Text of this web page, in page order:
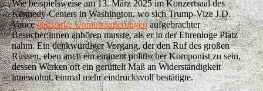
Wie beispielsweise am 13. März 2025 im Konzertsaal des
Kennedy-Centers in Washington, wo sich Trump-Vize J.D.
Vance lautstarke Unmutsäußerungenaufgebrachter
Besucher:innen anhören musste, als er in der Ehrenloge Platz
nahm. Ein denkwürdiger Vorgang, der den Ruf des großen
Russen, eben auch ein eminent politischer Komponist zu sein,
dessen Werken oft ein gerüttelt Maß an Widerständigkeit
innewohnt, einmal mehr eindrucksvoll bestätigte.